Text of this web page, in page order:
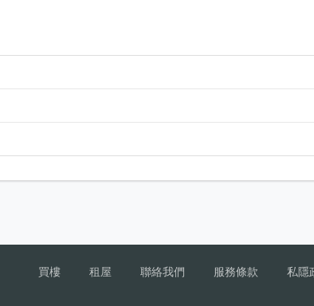
買樓 租屋 聯絡我們 服務條款 私隱